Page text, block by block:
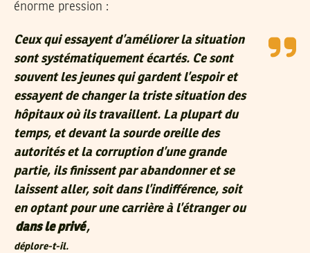
énorme pression :
Ceux qui essayent d’améliorer la situation
sont systématiquement écartés. Ce sont
souvent les jeunes qui gardent l’espoir et
essayent de changer la triste situation des
hôpitaux où ils travaillent. La plupart du
temps, et devant la sourde oreille des
autorités et la corruption d’une grande
partie, ils finissent par abandonner et se
laissent aller, soit dans l’indifférence, soit
en optant pour une carrière à l’étranger ou
dans le privé,
déplore-t-il.